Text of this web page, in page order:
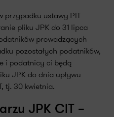
przypadku ustawy PIT
pliku JPK do 31 lipca
prowadzących
pozostałych podatników,
i podatnicy ci będą
JPK do dnia upływu
tj. 30 kwietnia.
JPK CIT –